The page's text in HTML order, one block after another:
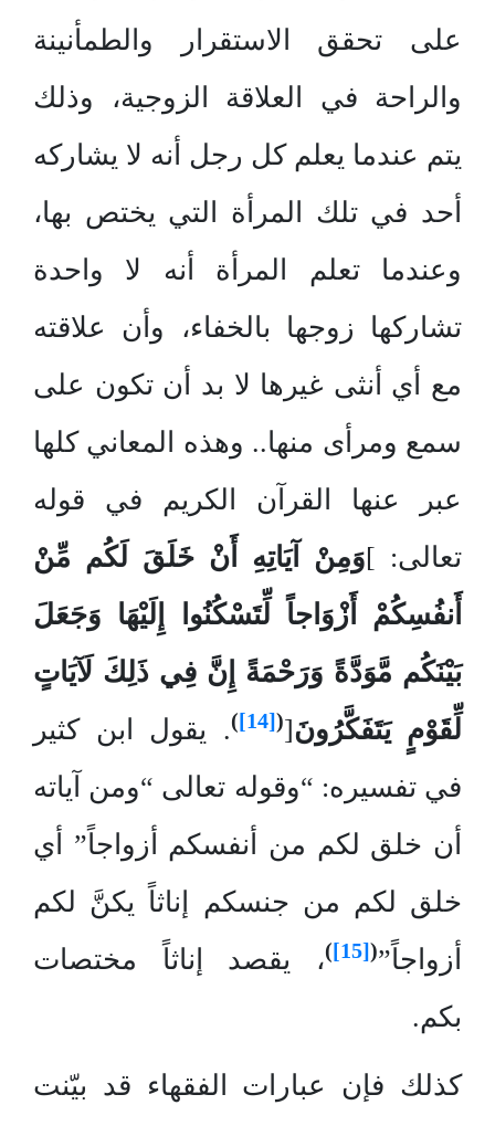
على تحقق الاستقرار والطمأنينة
والراحة في العلاقة الزوجية، وذلك
يتم عندما يعلم كل رجل أنه لا يشاركه
أحد في تلك المرأة التي يختص بها،
وعندما تعلم المرأة أنه لا واحدة
تشاركها زوجها بالخفاء، وأن علاقته
مع أي أنثى غيرها لا بد أن تكون على
سمع ومرأى منها.. وهذه المعاني كلها
عبر عنها القرآن الكريم في قوله
تعالى: ]وَمِنْ آيَاتِهِ أَنْ خَلَقَ لَكُم مِّنْ
أَنفُسِكُمْ أَزْوَاجاً لِّتَسْكُنُوا إِلَيْهَا وَجَعَلَ
بَيْنَكُم مَّوَدَّةً وَرَحْمَةً إِنَّ فِي ذَلِكَ لَآيَاتٍ
لِّقَوْمٍ يَتَفَكَّرُونَ[
(
[14]
). يقول ابن كثير
في تفسيره: “وقوله تعالى “ومن آياته
أن خلق لكم من أنفسكم أزواجاً” أي
خلق لكم من جنسكم إناثاً يكنَّ لكم
أزواجاً”(
[15]
)، يقصد إناثاً مختصات
بكم.
كذلك فإن عبارات الفقهاء قد بيّنت